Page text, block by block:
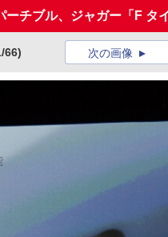
ーチブル、ジャガー「F タ
66) 次の画像